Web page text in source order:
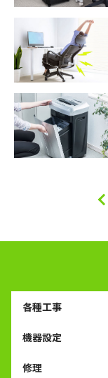
各種工事
機器設定
修理